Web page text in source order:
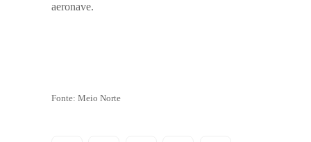
aeronave.
Fonte: Meio Norte